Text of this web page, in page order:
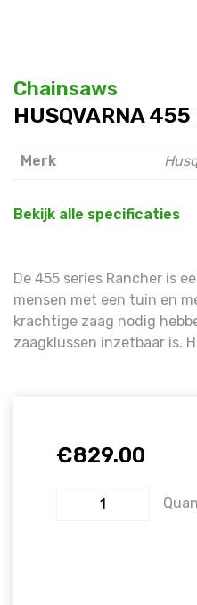
line 1609
Chainsaws
HUSQVARNA
Merk
Bekijk alle specificaties
De 455 series Rancher is
mensen met een tuin en
krachtige zaag nodig
zaagklussen inzetbaar is.
€829.00